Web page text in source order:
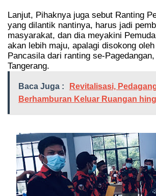
Lanjut, Pihaknya juga sebut Ranting
yang dilantik nantinya, harus jadi
masyarakat, dan dia meyakini
akan lebih maju, apalagi disokong
Pancasila dari ranting se-
Tangerang.
Baca Juga :
Revitalisasi,
Berhamburan Keluar Ruangan